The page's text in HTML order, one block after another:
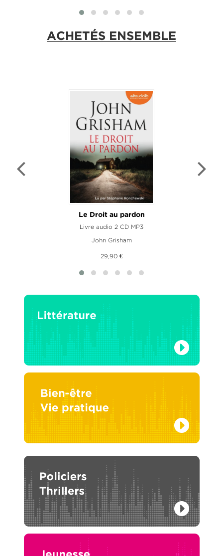
ACHETÉS ENSEMBLE
Le Droit au pardon
Livre audio 2 CD MP3
John Grisham
29,90 €